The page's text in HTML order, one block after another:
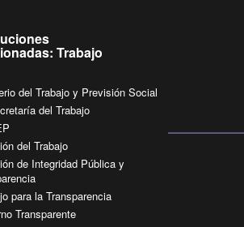
Trabajo
del Trabajo y Previsión Social
del Trabajo
del Trabajo
de Integridad Pública y
para la Transparencia
Transparente